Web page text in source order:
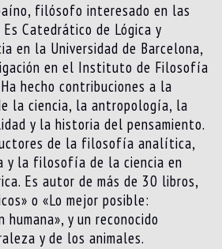
filósofo interesado en las
Catedrático de Lógica y
en la Universidad de Barcelona,
en el Instituto de Filosofía
hecho contribuciones a la
la ciencia, la antropología, la
y la historia del pensamiento.
de la filosofía analítica,
y la filosofía de la ciencia en
Es autor de más de 30 libros,
o «Lo mejor posible:
humana», y un reconocido
y de los animales.